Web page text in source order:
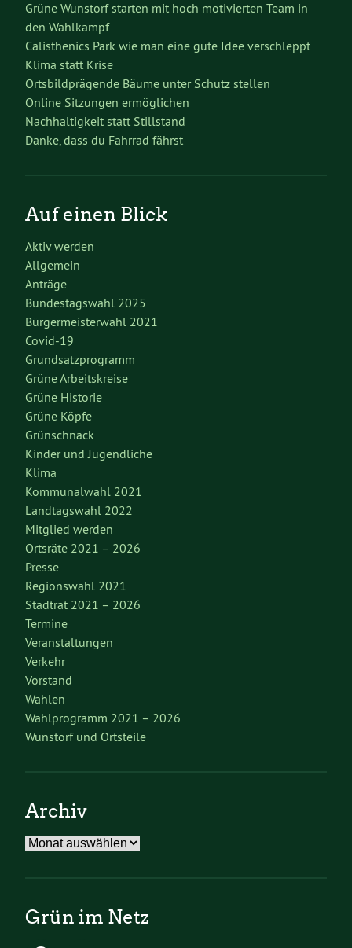
Grüne Wunstorf starten mit hoch motivierten Team in
den Wahlkampf
Calisthenics Park wie man eine gute Idee verschleppt
Klima statt Krise
Ortsbildprägende Bäume unter Schutz stellen
Online Sitzungen ermöglichen
Nachhaltigkeit statt Stillstand
Danke, dass du Fahrrad fährst
Auf einen Blick
Aktiv werden
Allgemein
Anträge
Bundestagswahl 2025
Bürgermeisterwahl 2021
Covid-19
Grundsatzprogramm
Grüne Arbeitskreise
Grüne Historie
Grüne Köpfe
Grünschnack
Kinder und Jugendliche
Klima
Kommunalwahl 2021
Landtagswahl 2022
Mitglied werden
Ortsräte 2021 – 2026
Presse
Regionswahl 2021
Stadtrat 2021 – 2026
Termine
Veranstaltungen
Verkehr
Vorstand
Wahlen
Wahlprogramm 2021 – 2026
Wunstorf und Ortsteile
Archiv
Archiv
Grün im Netz